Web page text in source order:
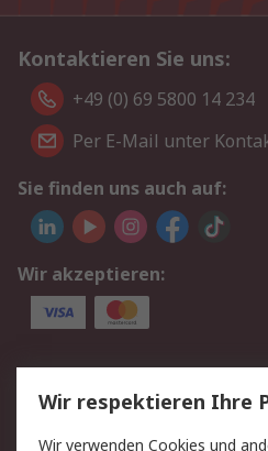
Kontaktieren Sie uns:
+49 (0) 69 5800 14 234
Per E-Mail unter
Sie finden uns auch auf:
Wir akzeptieren:
Service
Value Added Services
Wir respektieren Ihre
Wir verwenden Cookies und